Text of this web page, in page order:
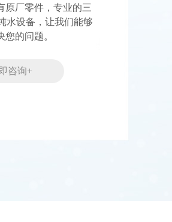
原厂零件，专业的三
水设备，让我们能够
您的问题。
咨询+